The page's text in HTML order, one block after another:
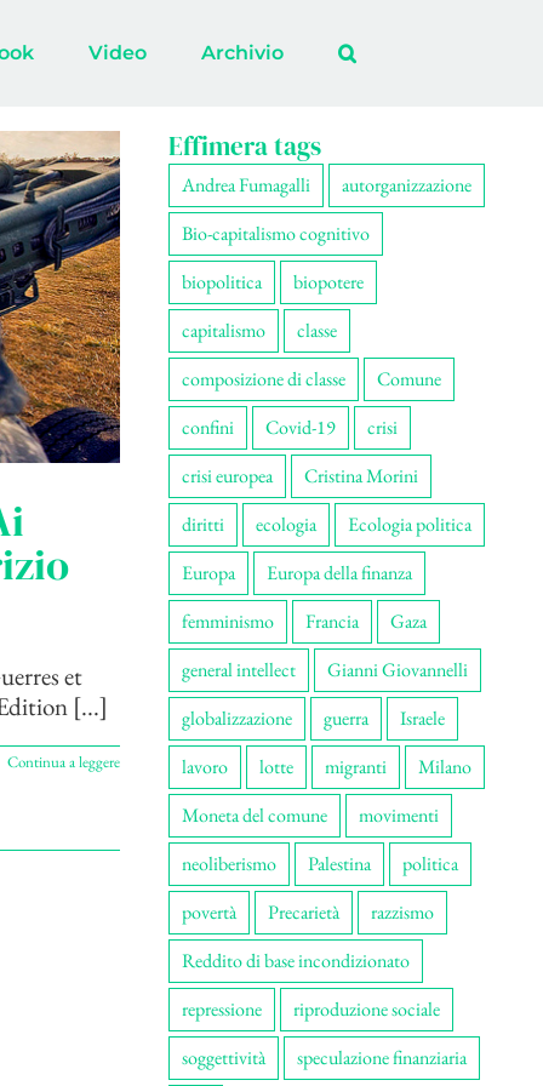
Video Archivio
et
[...]
Continua a leggere
Effimera tags
Andrea Fumagalli
autorganizzazione
Bio-capitalismo cognitivo
biopolitica
biopotere
capitalismo
classe
composizione di classe
Comune
confini
Covid-19
crisi
crisi europea
Cristina Morini
diritti
ecologia
Ecologia politica
Europa
Europa della finanza
femminismo
Francia
Gaza
general intellect
Gianni Giovannelli
globalizzazione
guerra
Israele
lavoro
lotte migranti
Milano
Moneta del comune
movimenti
neoliberismo
Palestina
politica
povertà
Precarietà
razzismo
Reddito di base incondizionato
repressione
riproduzione sociale
soggettività
speculazione finanziaria